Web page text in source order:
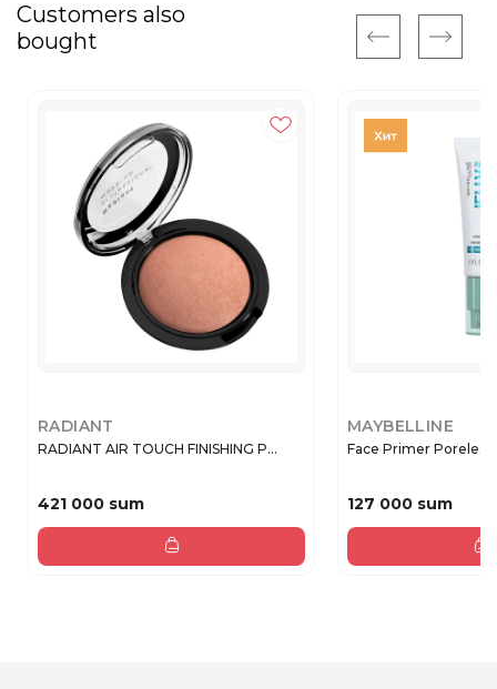
Customers also
bought
RADIANT
RADIANT AIR TOUCH FINISHING P...
421 000 sum
MAYBELLINE
Face Primer Poreless
127 000 sum